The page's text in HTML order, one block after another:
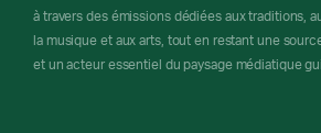
à travers des émissions dédiées aux traditions,
la musique et aux arts, tout en restant une
et un acteur essentiel du paysage médiatique